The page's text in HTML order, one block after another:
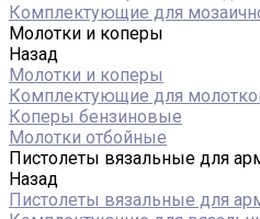
Комплектующие для
Молотки и коперы
Назад
Молотки и коперы
Комплектующие для
Коперы бензиновые
Молотки отбойные
Пистолеты вязальные для
Назад
Пистолеты вязальные для